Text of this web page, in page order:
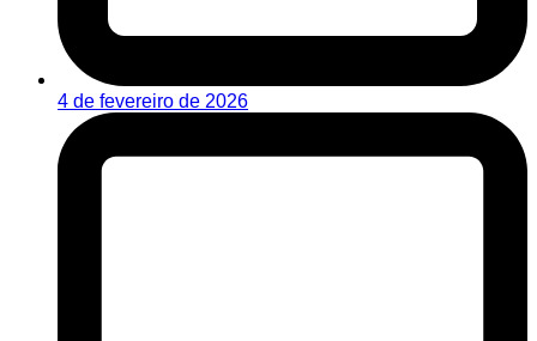
4 de fevereiro de 2026